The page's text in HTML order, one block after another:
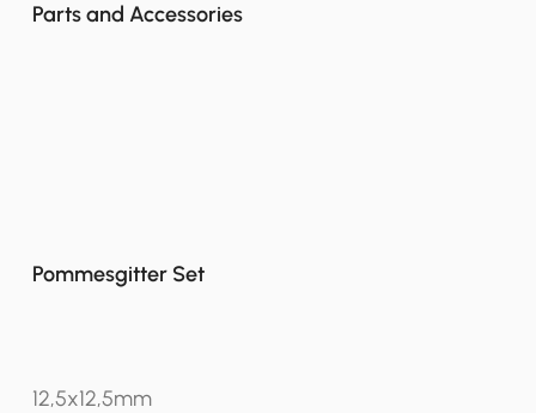
Parts and Accessories
Pommesgitter Set
12,5x12,5mm